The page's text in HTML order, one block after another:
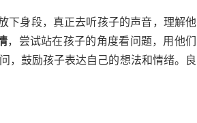
下身段，真正去听孩子的声音，理解他
，尝试站在孩子的角度看问题，用他们
，鼓励孩子表达自己的想法和情绪。良